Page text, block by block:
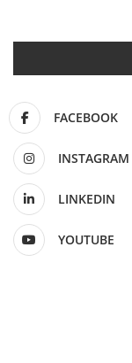
FACEBOOK
INSTAGRAM
LINKEDIN
YOUTUBE